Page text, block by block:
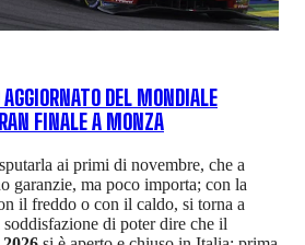
DEL MONDIALE
FINALE A MONZA
ai primi di novembre, che a
garanzie, ma poco importa; con la
il freddo o con il caldo, si torna a
di poter dire che il